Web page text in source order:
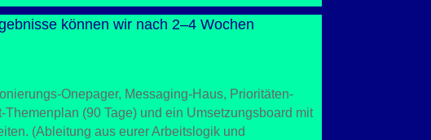
können wir nach 2–4 Wochen
Onepager, Messaging-Haus, Prioritäten-
Themenplan (90 Tage) und ein Umsetzungsboard mit
(Ableitung aus eurer Arbeitslogik und